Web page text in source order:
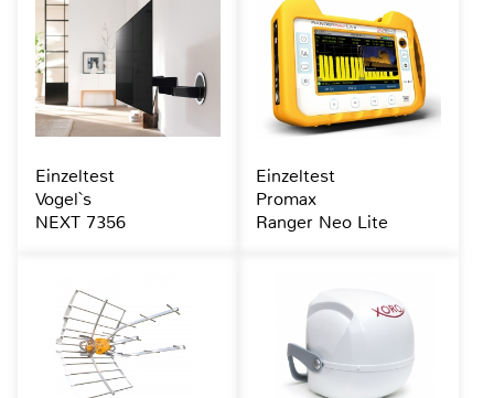
Einzeltest
Vogel`s
NEXT 7356
Einzeltest
Promax
Ranger Neo Lite